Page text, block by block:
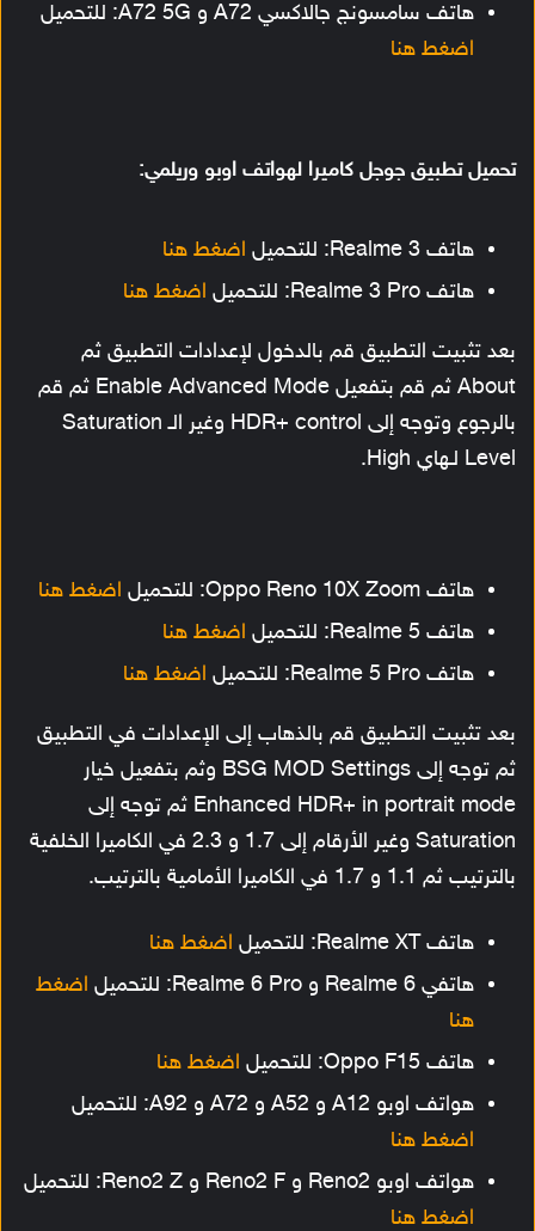
هاتف سامسونج جالاكسي A72 و A72 5G: للتحميل
اضغط هنا
تحميل تطبيق جوجل كاميرا لهواتف اوبو وريلمي:
هاتف Realme 3: للتحميل
اضغط هنا
هاتف Realme 3 Pro: للتحميل
اضغط هنا
بعد تثبيت التطبيق قم بالدخول لإعدادات التطبيق ثم
About ثم قم بتفعيل Enable Advanced Mode ثم قم
بالرجوع وتوجه إلى HDR+ control وغير الـ Saturation
Level لـهاي High.
هاتف Oppo Reno 10X Zoom: للتحميل
اضغط هنا
هاتف Realme 5: للتحميل
اضغط هنا
هاتف Realme 5 Pro: للتحميل
اضغط هنا
بعد تثبيت التطبيق قم بالذهاب إلى الإعدادات في التطبيق
ثم توجه إلى BSG MOD Settings وثم بتفعيل خيار
Enhanced HDR+ in portrait mode ثم توجه إلى
Saturation وغير الأرقام إلى 1.7 و 2.3 في الكاميرا الخلفية
بالترتيب ثم 1.1 و 1.7 في الكاميرا الأمامية بالترتيب.
هاتف Realme XT: للتحميل
اضغط هنا
هاتفي Realme 6 و Realme 6 Pro: للتحميل
اضغط
هنا
هاتف Oppo F15: للتحميل
اضغط هنا
هواتف اوبو A12 و A52 و A72 و A92: للتحميل
اضغط هنا
هواتف اوبو Reno2 و Reno2 F و Reno2 Z: للتحميل
اضغط هنا